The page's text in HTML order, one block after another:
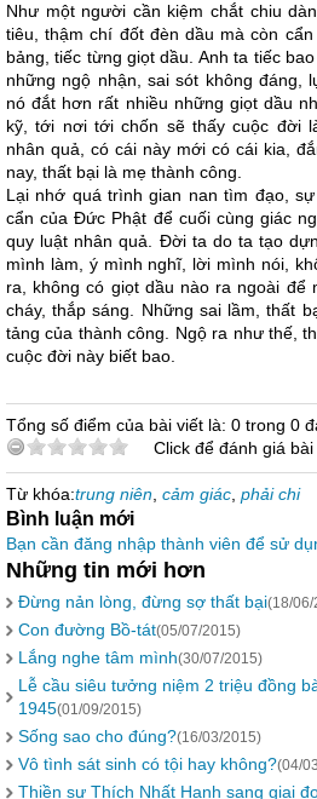
Như một người cần kiệm chắt chiu
tiêu, thậm chí đốt đèn dầu mà còn
bảng, tiếc từng giọt dầu. Anh ta tiếc
những ngộ nhận, sai sót không đáng,
nó đắt hơn rất nhiều những giọt dầu
kỹ, tới nơi tới chốn sẽ thấy cuộc đời
nhân quả, có cái này mới có cái kia,
nay, thất bại là mẹ thành công.
Lại nhớ quá trình gian nan tìm đạo,
cẩn của Đức Phật để cuối cùng giác
quy luật nhân quả. Đời ta do ta tạo
mình làm, ý mình nghĩ, lời mình nói,
ra, không có giọt dầu nào ra ngoài để
cháy, thắp sáng. Những sai lầm, thất
tảng của thành công. Ngộ ra như thế,
cuộc đời này biết bao.
Tổng số điểm của bài viết là: 0 trong 0
Click để đánh giá bài
Từ khóa:trung niên cảm giác phải chi
Bình luận mới
Bạn cần đăng nhập thành viên để sử
Những tin mới hơn
Đừng nản lòng, đừng sợ thất bại(18/
Con đường Bồ-tát(05/07/2015)
Lắng nghe tâm mình(30/07/2015)
Lễ cầu siêu tưởng niệm 2 triệu đồng
1945(01/09/2015)
Sống sao cho đúng?(16/03/2015)
Vô tình sát sinh có tội hay không?(04/
Thiền sư Thích Nhất Hạnh sang giai